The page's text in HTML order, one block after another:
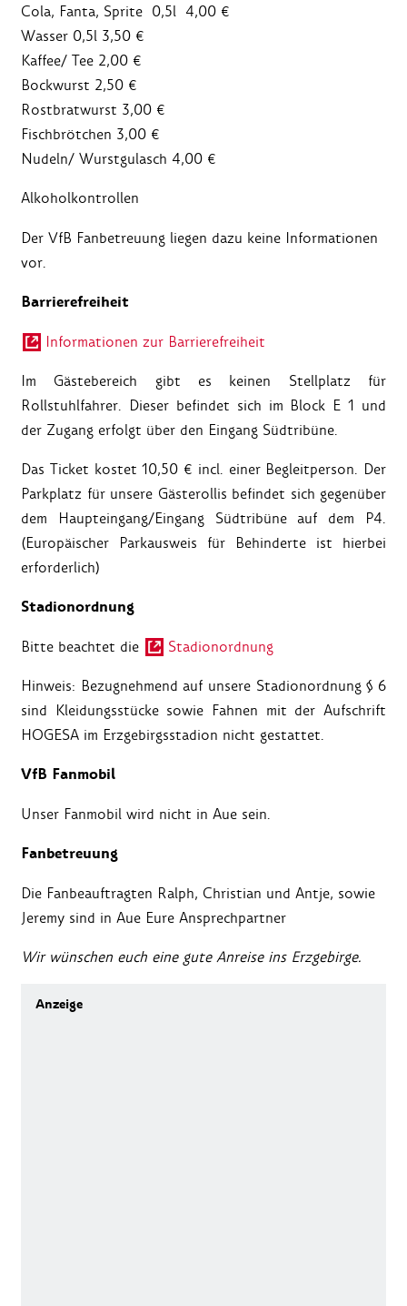
Cola, Fanta, Sprite 0,5l 4,00 €
Wasser 0,5l 3,50 €
Kaffee/ Tee 2,00 €
Bockwurst 2,50 €
Rostbratwurst 3,00 €
Fischbrötchen 3,00 €
Nudeln/ Wurstgulasch 4,00 €
Alkoholkontrollen
Der VfB Fanbetreuung liegen dazu keine Informationen
vor.
Barrierefreiheit
Informationen zur Barrierefreiheit
Im Gästebereich gibt es keinen Stellplatz für
Rollstuhlfahrer. Dieser befindet sich im Block E 1 und
der Zugang erfolgt über den Eingang Südtribüne.
Das Ticket kostet 10,50 € incl. einer Begleitperson. Der
Parkplatz für unsere Gästerollis befindet sich gegenüber
dem Haupteingang/Eingang Südtribüne auf dem P4.
(Europäischer Parkausweis für Behinderte ist hierbei
erforderlich)
Stadionordnung
Bitte beachtet die Stadionordnung
Hinweis: Bezugnehmend auf unsere Stadionordnung § 6
sind Kleidungsstücke sowie Fahnen mit der Aufschrift
HOGESA im Erzgebirgsstadion nicht gestattet.
VfB Fanmobil
Unser Fanmobil wird nicht in Aue sein.
Fanbetreuung
Die Fanbeauftragten Ralph, Christian und Antje, sowie
Jeremy sind in Aue Eure Ansprechpartner
Wir wünschen euch eine gute Anreise ins Erzgebirge.